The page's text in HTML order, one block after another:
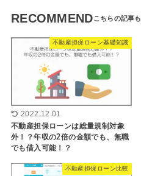
RECOMMEND
不動産担保ローン基礎知識
2022.12.01
不動産担保ローンは総量規制対象
外！？年収の2倍の金額でも、無職
でも借入可能！？
不動産担保ローン比較